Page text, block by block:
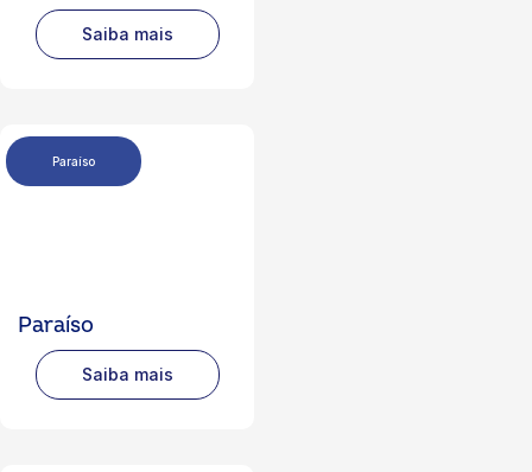
Saiba mais
Paraíso
Paraíso
Saiba mais